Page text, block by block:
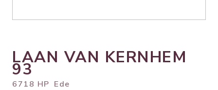
LAAN VAN KERNHEM
93
6718 HP Ede